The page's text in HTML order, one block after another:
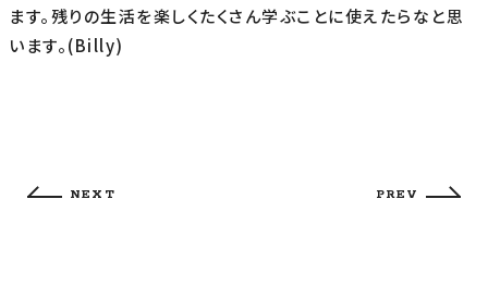
ます。残りの生活を楽しくたくさん学ぶことに使えたらなと思
います。(Billy)
PREV
NEXT